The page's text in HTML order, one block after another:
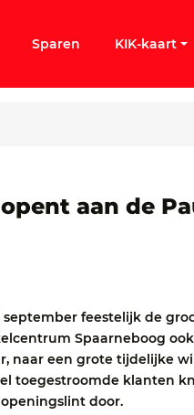
Sparen KIK-kaart
aan de
feestelijk de
Spaarneboog
naar een grote tijdelijke
toegestroomde klanten
door.